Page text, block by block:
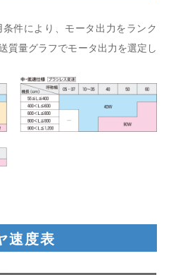
件により、モータ出力をランク
質量グラフでモータ出力を選定し
速度表